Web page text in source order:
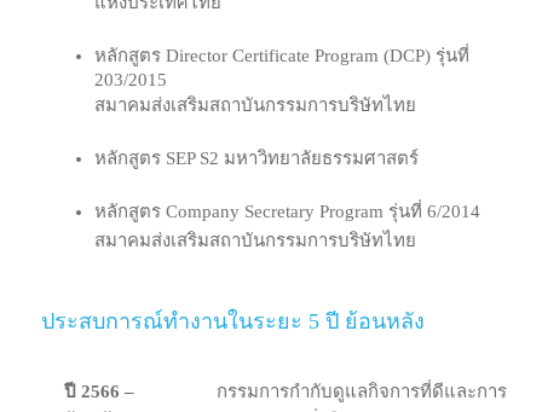
หลักสูตร Director Certificate Program (DCP) รุ่นที่
203/2015
สมาคม​ส่ง​เสริม​สถาบัน​กรรมการ​บริษัท​ไทย
หลักสูตร SEP S2 มหาวิทยาลัยธรรมศาสตร์
หลักสูตร Company Secretary Program รุ่นที่ 6/2014
สมาคมส่งเสริมสถาบันกรรมการบริษัทไทย
ประสบการณ์ทำงานในระยะ 5 ปี ย้อนหลัง
ปี 2566 –
กรรมการกำกับดูแลกิจการที่ดีและการ